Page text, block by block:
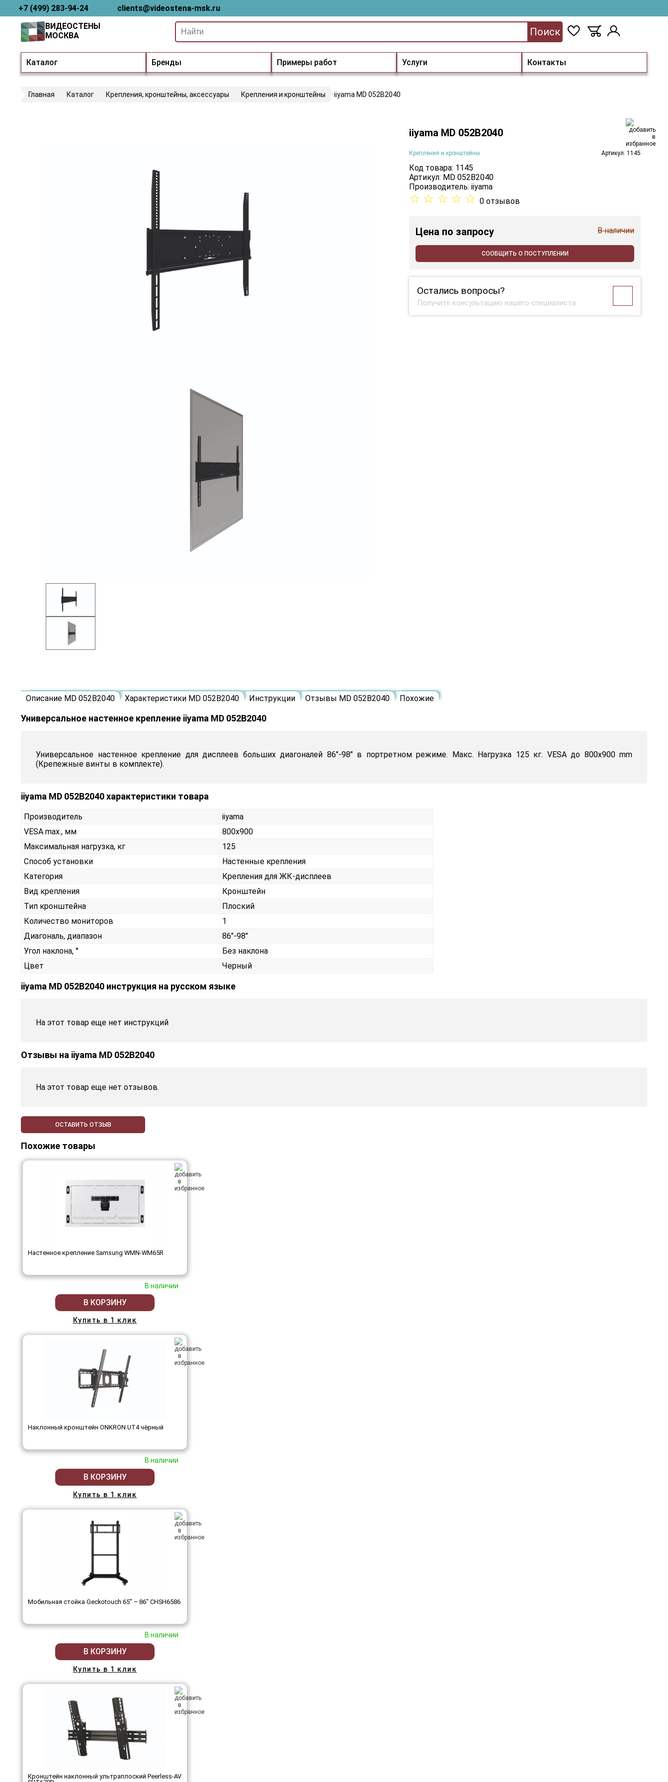
+7 (499) 283-94-24 clients@videostena-msk.ru
Каталог Бренды Примеры работ Услуги Контакты
ВИДЕОСТЕНЫ
МОСКВА
Поиск
Главная Каталог Крепления, кронштейны, аксессуары Крепления и кронштейны iiyama MD 052B2040
iiyama MD 052B2040
Крепления и кронштейны Артикул: 1145
Код товара: 1145
Артикул: MD 052B2040
Производитель:iiyama
☆ ☆ ☆ ☆ ☆ 0 отзывов
Цена по запросу В наличии
СООБЩИТЬ О ПОСТУПЛЕНИИ
Остались вопросы?
Получите консультацию нашего специалиста
Описание MD 052B2040 Характеристики MD 052B2040 Инструкции Отзывы MD 052B2040 Похожие
Универсальное настенное крепление iiyama MD 052B2040
Универсальное настенное крепление для дисплеев больших диагоналей 86"-98" в портретном режиме. Макс. Нагрузка 125 кг. VESA до 800x900 mm
(Крепежные винты в комплекте).
iiyama MD 052B2040 характеристики товара
Производитель
iiyama
VESA max., мм
800x900
Максимальная нагрузка, кг
125
Способ установки
Настенные крепления
Категория
Крепления для ЖК-дисплеев
Вид крепления
Кронштейн
Тип кронштейна
Плоский
Количество мониторов
1
Диагональ, диапазон
86"-98"
Угол наклона, °
Без наклона
Цвет
Черный
iiyama MD 052B2040 инструкция на русском языке
На этот товар еще нет инструкций
Отзывы на iiyama MD 052B2040
На этот товар еще нет отзывов.
ОСТАВИТЬ ОТЗЫВ
Похожие товары
Настенное крепление Samsung WMN-WM65R
В наличии
В КОРЗИНУ
Купить в 1 клик
Наклонный кронштейн ONKRON UT4 чёрный
В наличии
В КОРЗИНУ
Купить в 1 клик
Мобильная стойка Geckotouch 65" – 86" ​​​​​​​CHSH6586
В наличии
В КОРЗИНУ
Купить в 1 клик
Кронштейн наклонный ультраплоский Peerless-AV